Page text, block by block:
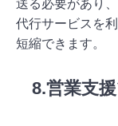
送る必要があり
代行サービスを
短縮できます。
8.営業支